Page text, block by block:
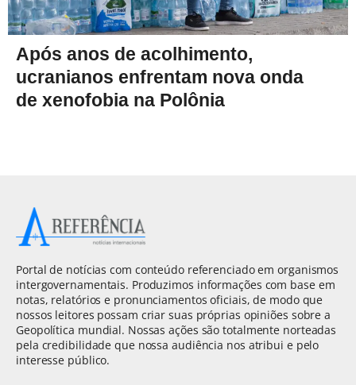
Após anos de acolhimento,
ucranianos enfrentam nova onda
de xenofobia na Polônia
Portal de notícias com conteúdo referenciado em organismos
intergovernamentais. Produzimos informações com base em
notas, relatórios e pronunciamentos oficiais, de modo que
nossos leitores possam criar suas próprias opiniões sobre a
Geopolítica mundial. Nossas ações são totalmente norteadas
pela credibilidade que nossa audiência nos atribui e pelo
interesse público.